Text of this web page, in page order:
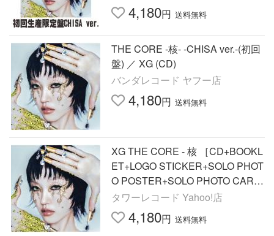
4,180円 送料無料
THE CORE -核- -CHISA ver.-(初回
盤) ／ XG (CD)
バンダレコード ヤフー店
4,180円 送料無料
XG THE CORE - 核 ［CD+BOOKL
ET+LOGO STICKER+SOLO PHOT
O POSTER+SOLO PHOTO CARD
+STICKER SHEET］＜初回盤/CH
ISA ver. CD
タワーレコード Yahoo!店
4,180円 送料無料